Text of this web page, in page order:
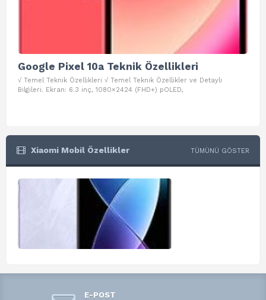
Google Pixel 10a Teknik Özellikleri
√ Temel Teknik Özellikleri √ Temel Teknik Özellikler ve Detaylı
Bilgileri. Ekran: 6.3 inç, 1080×2424 (FHD+) pOLED,
Xiaomi Mobil Özellikler TÜMÜNÜ GÖSTER
E-POST